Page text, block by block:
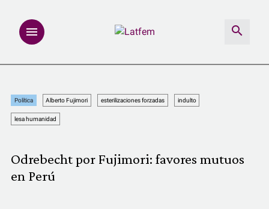
INVESTIGACIONES
REDACCIÓN ABIERTA
Política Alberto Fujimori esterilizaciones forzadas indulto
lesa humanidad
Odrebecht por Fujimori: favores mutuos
en Perú